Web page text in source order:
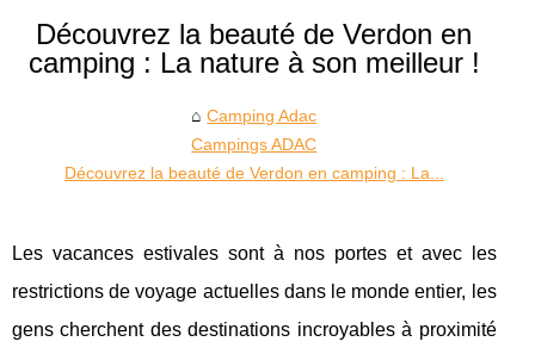
Découvrez la beauté de Verdon en
camping : La nature à son meilleur !
Camping Adac
Campings ADAC
Découvrez la beauté de Verdon en camping : La...
Les vacances estivales sont à nos portes et avec les
restrictions de voyage actuelles dans le monde entier, les
gens cherchent des destinations incroyables à proximité